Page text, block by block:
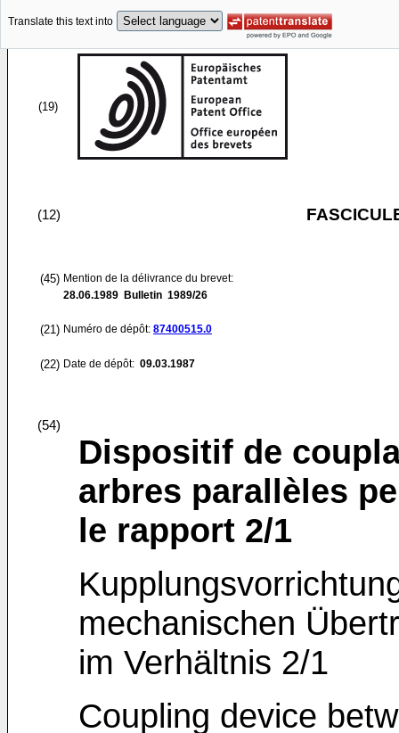
Translate this text into
(19)
(12)
(45) Mention de la délivrance du brevet:
28.06.1989 Bulletin 1989/26
(21) Numéro de dépôt: 87400515.0
(22) Date de dépôt: 09.03.1987
(54)
Dispositif de
arbres parallèles
le rapport 2/1
mechanischen
im Verhältnis 2/1
Coupling device